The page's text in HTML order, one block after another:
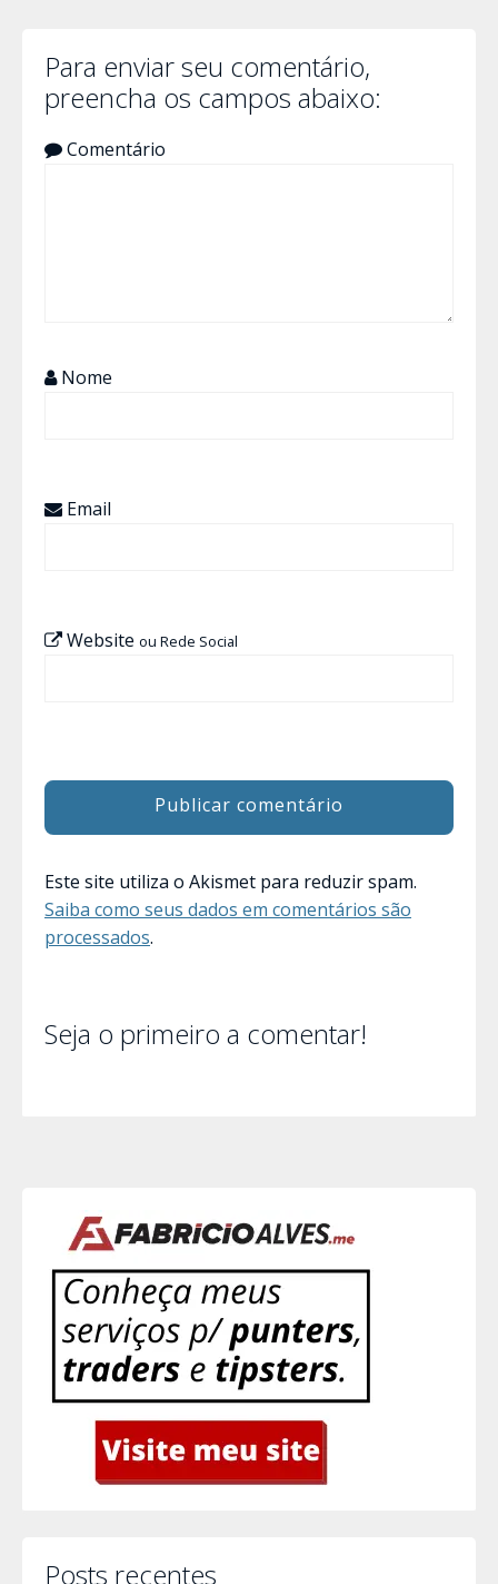
Para enviar seu comentário,
preencha os campos abaixo:
Comentário
Nome
Email
Website ou Rede Social
Este site utiliza o Akismet para reduzir spam.
Saiba como seus dados em comentários são
processados.
Seja o primeiro a comentar!
Posts recentes